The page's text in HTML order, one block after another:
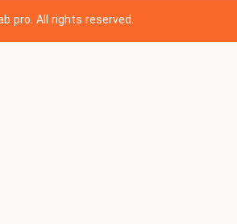
pro. All rights reserved.